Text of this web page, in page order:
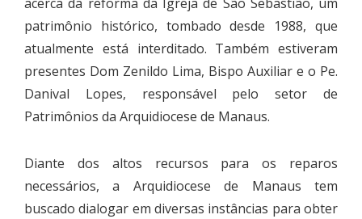
patrimônio histórico, tombado desde 1988, que
atualmente está interditado. Também estiveram
presentes Dom Zenildo Lima, Bispo Auxiliar e o Pe.
Danival Lopes, responsável pelo setor de
Patrimônios da Arquidiocese de Manaus.
Diante dos altos recursos para os reparos
necessários, a Arquidiocese de Manaus tem
buscado dialogar em diversas instâncias para obter